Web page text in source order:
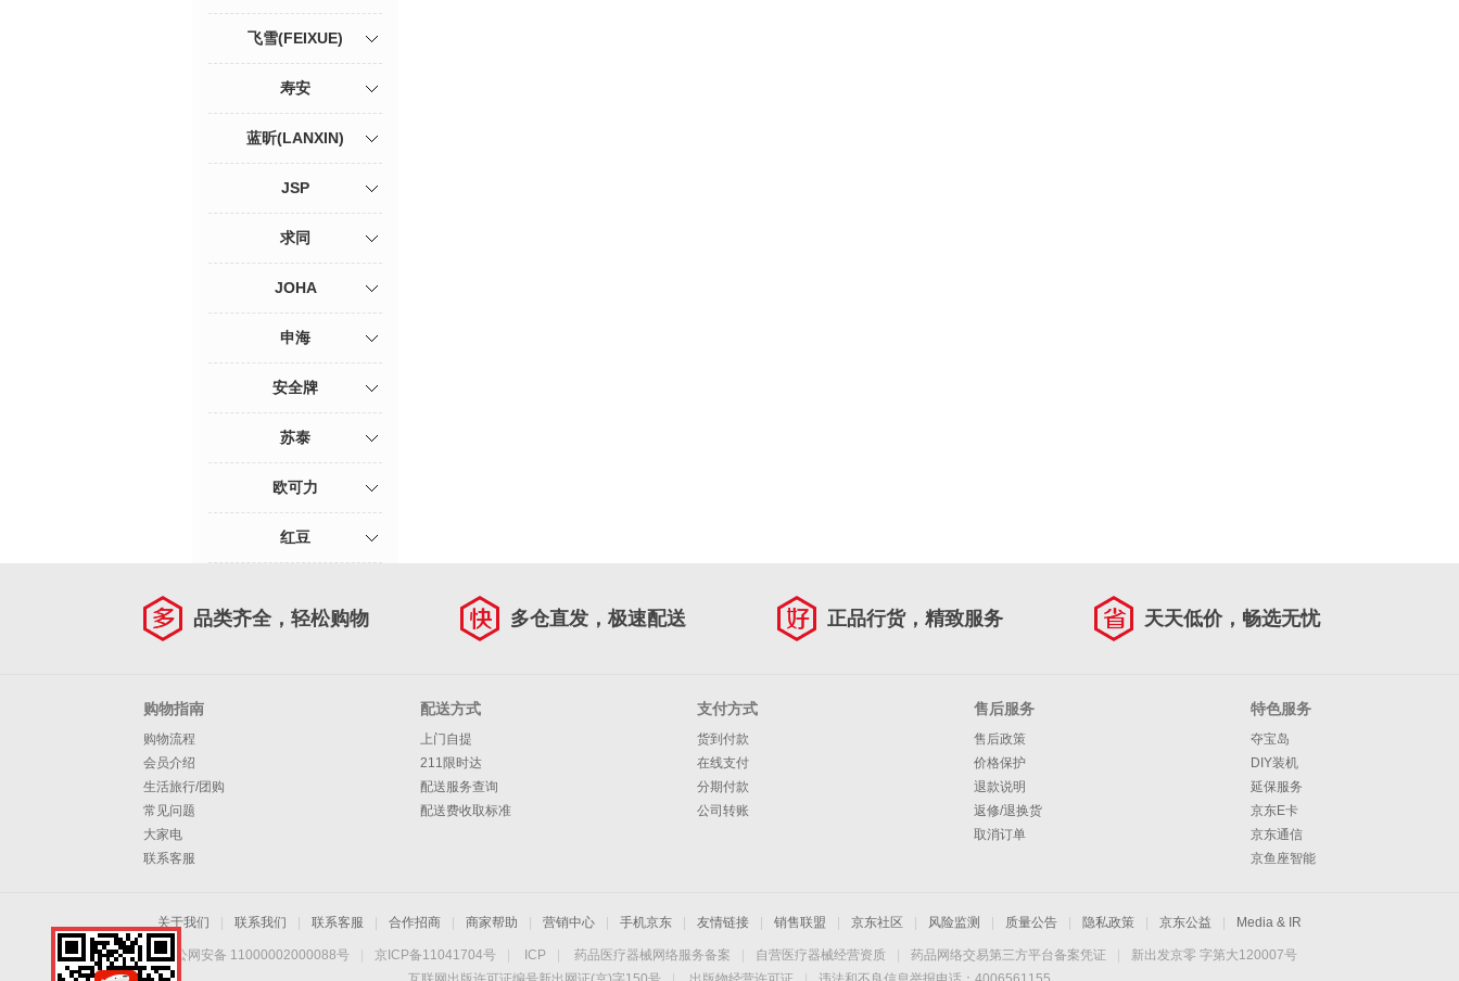
飞雪(FEIXUE)
寿安
蓝昕(LANXIN)
JSP
求同
JOHA
申海
安全牌
苏泰
欧可力
红豆
品类齐全，轻松购物 多仓直发，极速配送 正品行货，精致服务 天天低价，畅选无忧
购物指南
购物流程
会员介绍
生活旅行/团购
常见问题
大家电
联系客服
配送方式
上门自提
211限时达
配送服务查询
配送费收取标准
支付方式
货到付款
在线支付
分期付款
公司转账
售后服务
售后政策
价格保护
退款说明
返修/退换货
取消订单
特色服务
夺宝岛
DIY装机
延保服务
京东E卡
京东通信
京鱼座智能
关于我们 联系我们 联系客服 合作招商 商家帮助 营销中心 手机京东 友情链接 销售联盟 京东社区 风险监测 质量公告 隐私政策 京东公益 Media & IR
京公网安备 11000002000088号 京ICP备11041704号 ICP 药品医疗器械网络服务备案 自营医疗器械经营资质 药品网络交易第三方平台备案凭证
新出发京零 字第大120007号